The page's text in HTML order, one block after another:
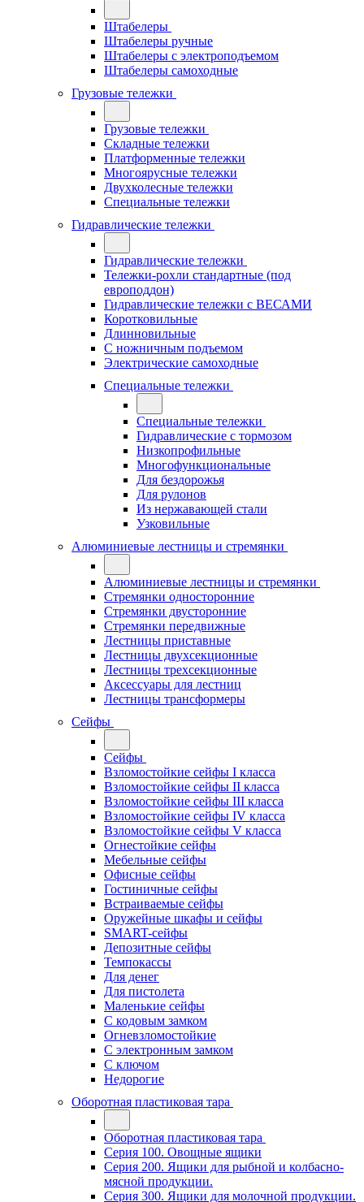
Штабелеры
Штабелеры ручные
Штабелеры с электроподъемом
Штабелеры самоходные
Грузовые тележки
Грузовые тележки
Складные тележки
Платформенные тележки
Многоярусные тележки
Двухколесные тележки
Специальные тележки
Гидравлические тележки
Гидравлические тележки
Тележки-рохли стандартные (под
европоддон)
Гидравлические тележки с ВЕСАМИ
Коротковильные
Длинновильные
С ножничным подъемом
Электрические самоходные
Специальные тележки
Специальные тележки
Гидравлические с тормозом
Низкопрофильные
Многофункциональные
Для бездорожья
Для рулонов
Из нержавающей стали
Узковильные
Алюминиевые лестницы и стремянки
Алюминиевые лестницы и стремянки
Стремянки односторонние
Стремянки двусторонние
Стремянки передвижные
Лестницы приставные
Лестницы двухсекционные
Лестницы трехсекционные
Аксессуары для лестниц
Лестницы трансформеры
Сейфы
Сейфы
Взломостойкие сейфы I класса
Взломостойкие сейфы II класса
Взломостойкие сейфы III класса
Взломостойкие сейфы IV класса
Взломостойкие сейфы V класса
Огнестойкие сейфы
Мебельные сейфы
Офисные сейфы
Гостиничные сейфы
Встраиваемые сейфы
Оружейные шкафы и сейфы
SMART-сейфы
Депозитные сейфы
Темпокассы
Для денег
Для пистолета
Маленькие сейфы
С кодовым замком
Огневзломостойкие
С электронным замком
С ключом
Недорогие
Оборотная пластиковая тара
Оборотная пластиковая тара
Серия 100. Овощные ящики
Серия 200. Ящики для рыбной и колбасно-
мясной продукции.
Серия 300. Ящики для молочной продукции.